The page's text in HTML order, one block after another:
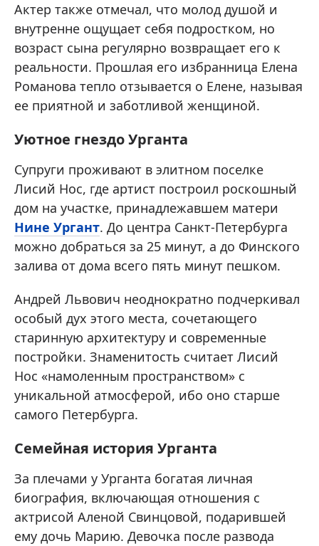
Актер также отмечал, что молод душой и
внутренне ощущает себя подростком, но
возраст сына регулярно возвращает его к
реальности. Прошлая его избранница Елена
Романова тепло отзывается о Елене, называя
ее приятной и заботливой женщиной.
Уютное гнездо Урганта
Супруги проживают в элитном поселке
Лисий Нос, где артист построил роскошный
дом на участке, принадлежавшем матери
Нине Ургант. До центра Санкт-Петербурга
можно добраться за 25 минут, а до Финского
залива от дома всего пять минут пешком.
Андрей Львович неоднократно подчеркивал
особый дух этого места, сочетающего
старинную архитектуру и современные
постройки. Знаменитость считает Лисий
Нос «намоленным пространством» с
уникальной атмосферой, ибо оно старше
самого Петербурга.
Семейная история Урганта
За плечами у Урганта богатая личная
биография, включающая отношения с
актрисой Аленой Свинцовой, подарившей
ему дочь Марию. Девочка после развода